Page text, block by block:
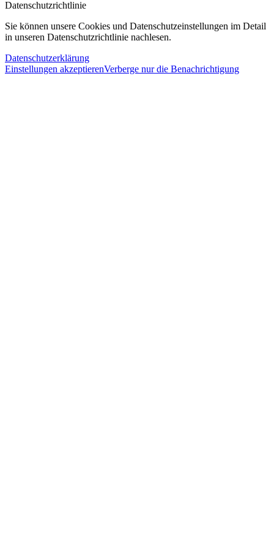
Datenschutzrichtlinie
Sie können unsere Cookies und Datenschutzeinstellungen im Detail
in unseren Datenschutzrichtlinie nachlesen.
Datenschutzerklärung
Einstellungen akzeptierenVerberge nur die Benachrichtigung